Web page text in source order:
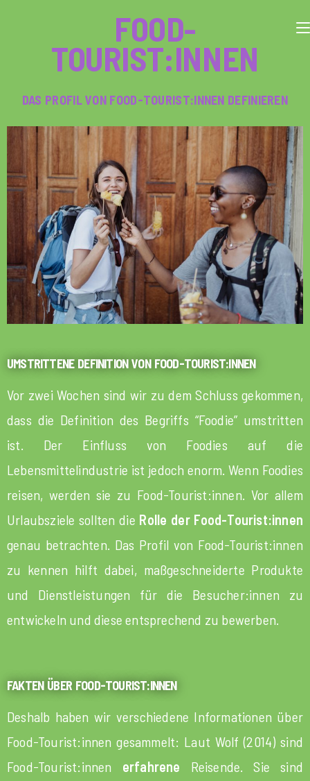
FOOD-
TOURIST:INNEN
DAS PROFIL VON FOOD-TOURIST:INNEN DEFINIEREN
UMSTRITTENE DEFINITION VON FOOD-TOURIST:INNEN
Vor zwei Wochen sind wir zu dem Schluss gekommen,
dass die Definition des Begriffs “Foodie” umstritten
ist. Der Einfluss von Foodies auf die
Lebensmittelindustrie ist jedoch enorm. Wenn Foodies
reisen, werden sie zu Food-Tourist:innen. Vor allem
Urlaubsziele sollten die Rolle der Food-Tourist:innen
genau betrachten. Das Profil von Food-Tourist:innen
zu kennen hilft dabei, maßgeschneiderte Produkte
und Dienstleistungen für die Besucher:innen zu
entwickeln und diese entsprechend zu bewerben.
FAKTEN ÜBER FOOD-TOURIST:INNEN
Deshalb haben wir verschiedene Informationen über
Food-Tourist:innen gesammelt: Laut Wolf (2014) sind
Food-Tourist:innen erfahrene Reisende. Sie sind